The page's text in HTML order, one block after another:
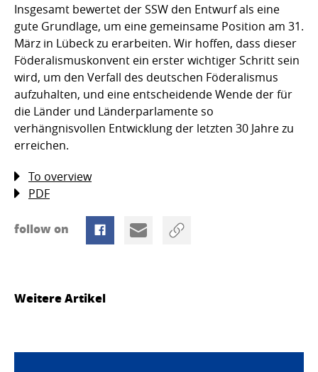
Insgesamt bewertet der SSW den Entwurf als eine
gute Grundlage, um eine gemeinsame Position am 31.
März in Lübeck zu erarbeiten. Wir hoffen, dass dieser
Föderalismuskonvent ein erster wichtiger Schritt sein
wird, um den Verfall des deutschen Föderalismus
aufzuhalten, und eine entscheidende Wende der für
die Länder und Länderparlamente so
verhängnisvollen Entwicklung der letzten 30 Jahre zu
erreichen.
To overview
PDF
follow on
Weitere Artikel